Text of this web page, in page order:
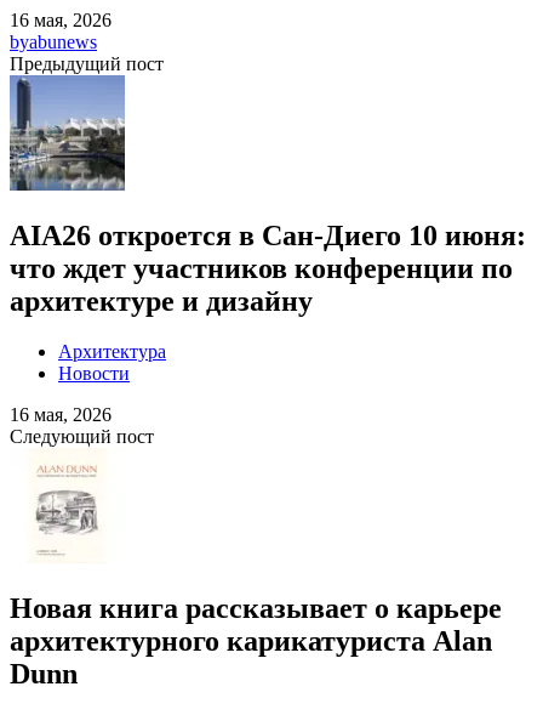
16 мая, 2026
byabunews
Предыдущий пост
AIA26 откроется в Сан-Диего 10 июня:
что ждет участников конференции по
архитектуре и дизайну
Архитектура
Новости
16 мая, 2026
Следующий пост
Новая книга рассказывает о карьере
архитектурного карикатуриста Alan
Dunn